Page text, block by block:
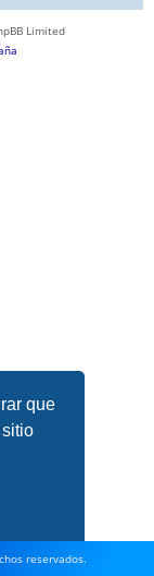
que
Limited
reservados.